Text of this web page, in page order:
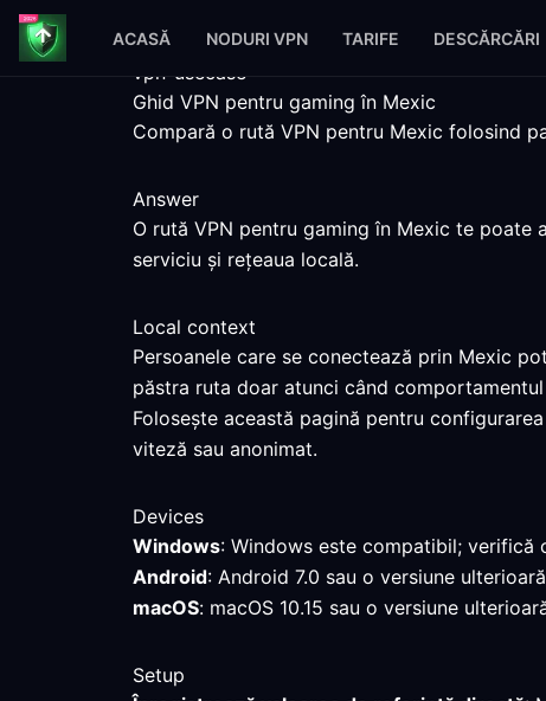
ACASĂ NODURI VPN TARIFE DESCĂRCĂRI
vpn-usecase
Ghid VPN pentru gaming în Mexic
Compară o rută VPN pentru Mexic folosind
Answer
O rută VPN pentru gaming în Mexic te
serviciu și rețeaua locală.
Local context
Persoanele care se conectează prin Mexic
păstra ruta doar atunci când
Folosește această pagină pentru
viteză sau anonimat.
Devices
Windows: Windows este compatibil; verifică
Android: Android 7.0 sau o versiune
macOS: macOS 10.15 sau o versiune
Setup